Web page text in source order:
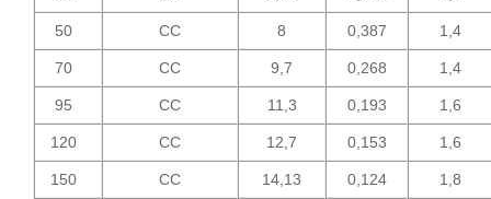
50 CC 8 0,387 1,4
70 CC 9,7 0,268 1,4
95 CC 11,3 0,193 1,6
120 CC 12,7 0,153 1,6
150 CC 14,13 0,124 1,8